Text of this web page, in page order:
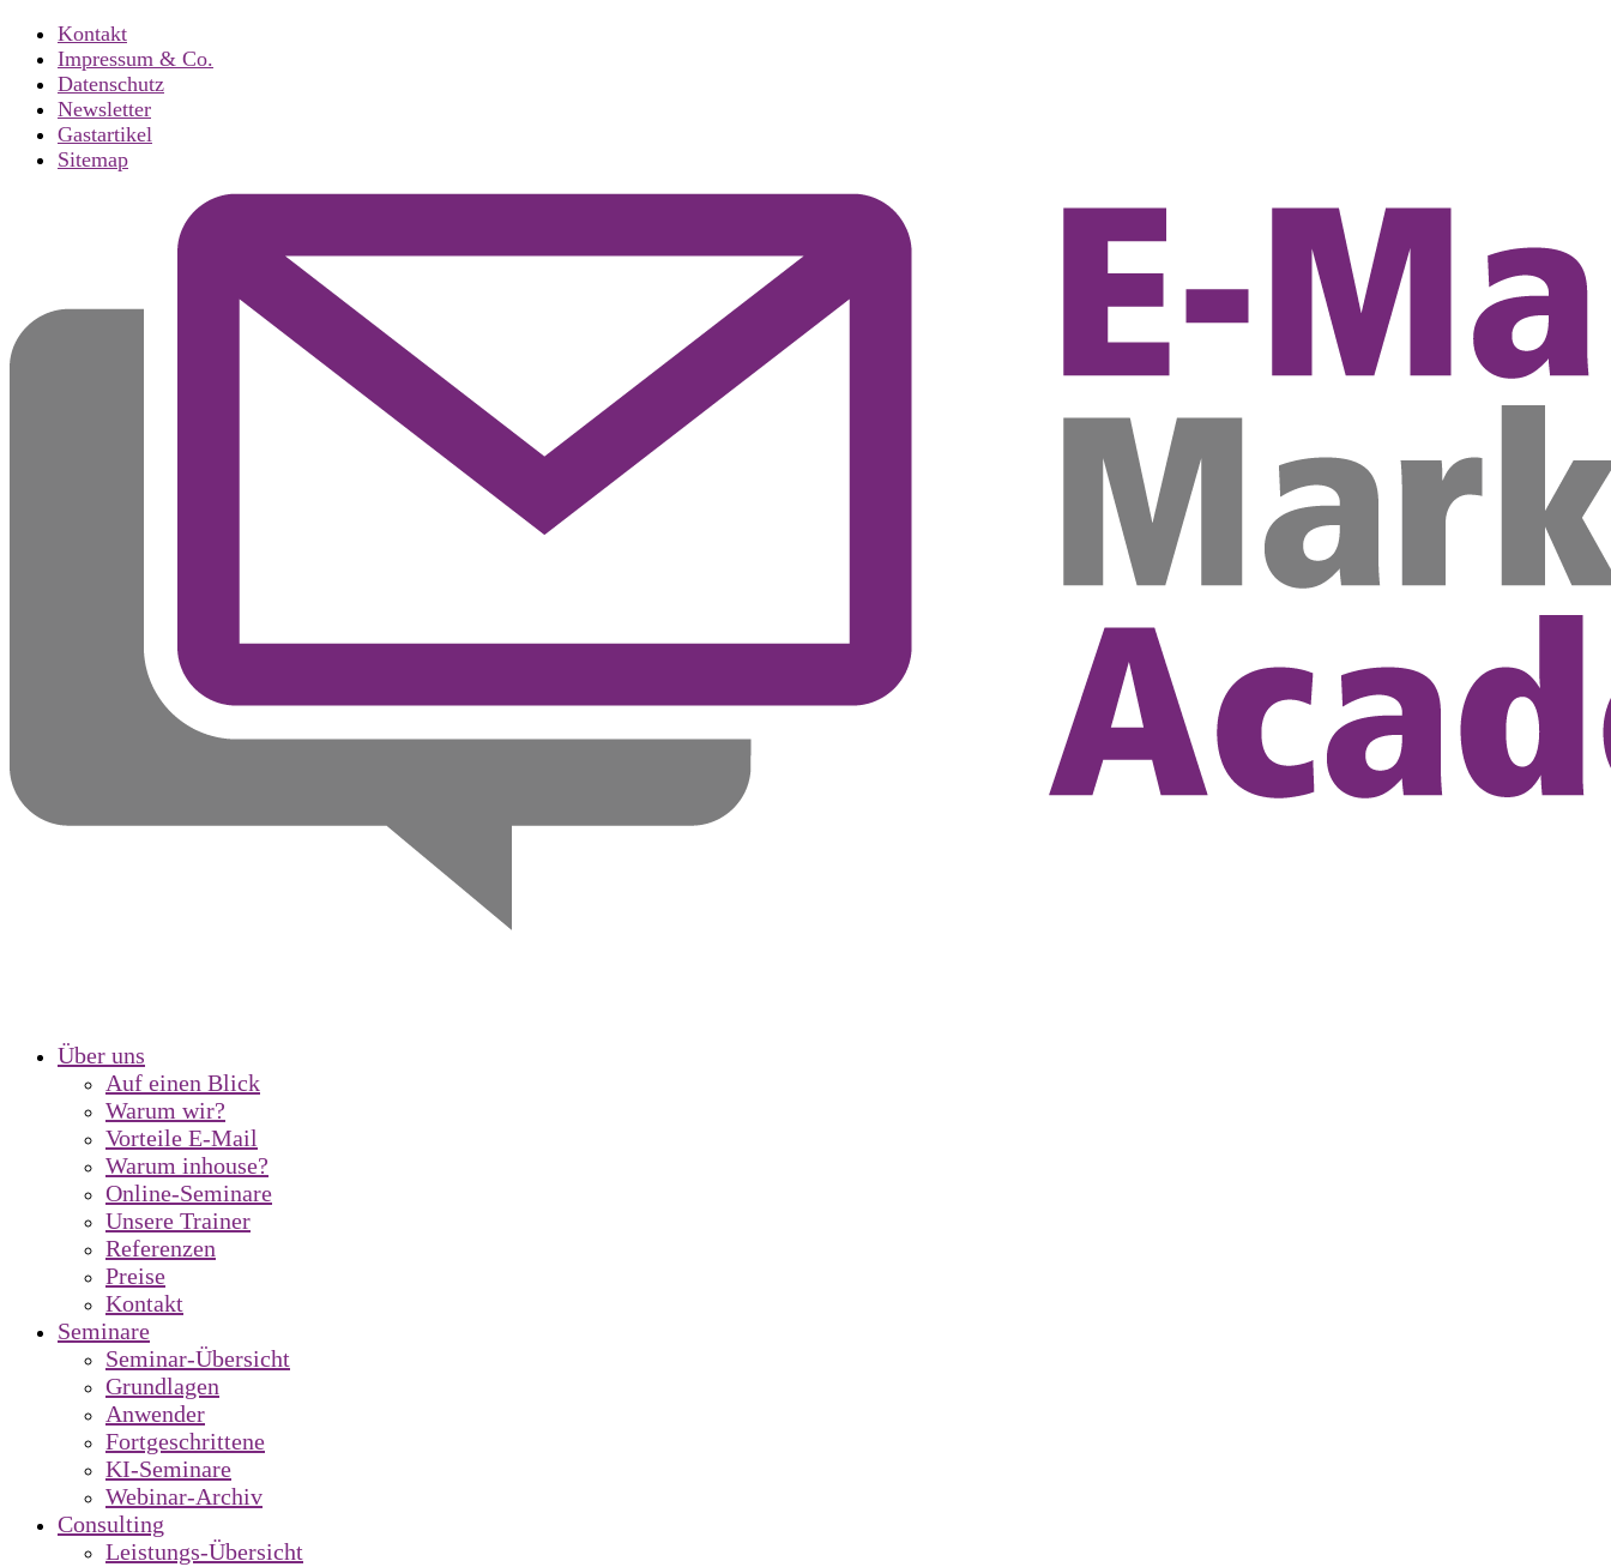
Kontakt
Impressum & Co.
Datenschutz
Newsletter
Gastartikel
Sitemap
Über uns
Auf einen Blick
Warum wir?
Vorteile E-Mail
Warum inhouse?
Online-Seminare
Unsere Trainer
Referenzen
Preise
Kontakt
Seminare
Seminar-Übersicht
Grundlagen
Anwender
Fortgeschrittene
KI-Seminare
Webinar-Archiv
Consulting
Leistungs-Übersicht